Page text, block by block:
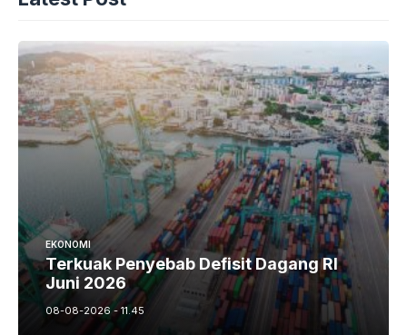
EKONOMI
Terkuak Penyebab Defisit Dagang RI
Juni 2026
08-08-2026 - 11.45